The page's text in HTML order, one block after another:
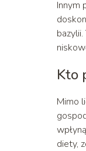
Innym
Kto
Mimo
diety,